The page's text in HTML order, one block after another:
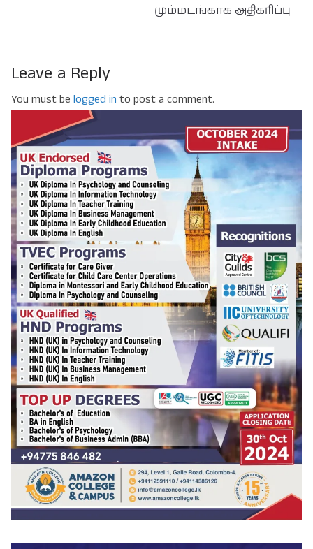
மும்மடங்காக அதிகரிப்பு
Leave a Reply
You must be logged in to post a comment.